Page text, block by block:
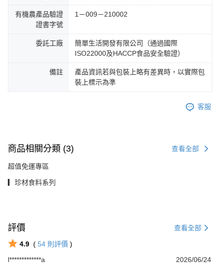
有機農產品驗證
證書字號
1－009－210002
委託工廠
簡單生活開發有限公司（通過國際
ISO22000及HACCP食品安全驗證）
備註
產品資訊若與包裝上略有差異時，以實際包
裝上標示為準
客服
商品相關分類 (3) 查看全部
超值免運專區
▎珍材食料系列
評價 查看全部
4.9 ( 54 則評價 )
l*************a
2026/06/24